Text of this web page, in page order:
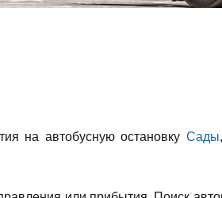
на автобусную остановку Сады